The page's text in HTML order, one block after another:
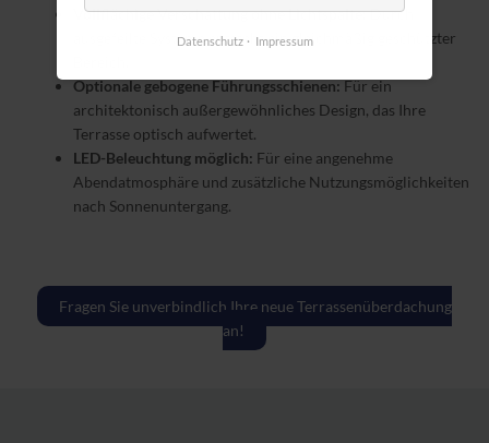
Vollflächige Verschattung ohne Lichtspalte:Durch
ausgefeilte Systeme entsteht ein gleichmäßig geschützter
Optionale gebogene Führungsschienen:Für ein
architektonisch außergewöhnliches Design, das Ihre
Terrasse optisch aufwertet.
LED-Beleuchtung möglich: Für eine angenehme
Abendatmosphäre und zusätzliche Nutzungsmöglichkeiten
nach Sonnenuntergang.
Fragen Sie unverbindlich Ihre neue Terrassenüberdachung
an!
Datenschutz Impressum